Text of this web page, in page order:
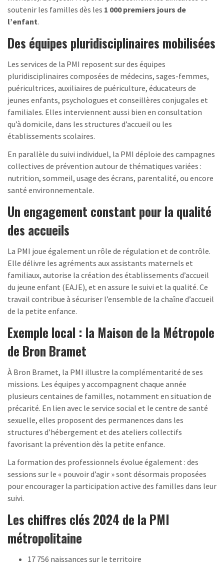
soutenir les familles dès les 1 000 premiers jours de
l’enfant.
Des équipes pluridisciplinaires mobilisées
Les services de la PMI reposent sur des équipes
pluridisciplinaires composées de médecins, sages-femmes,
puéricultrices, auxiliaires de puériculture, éducateurs de
jeunes enfants, psychologues et conseillères conjugales et
familiales. Elles interviennent aussi bien en consultation
qu’à domicile, dans les structures d’accueil ou les
établissements scolaires.
En parallèle du suivi individuel, la PMI déploie des campagnes
collectives de prévention autour de thématiques variées :
nutrition, sommeil, usage des écrans, parentalité, ou encore
santé environnementale.
Un engagement constant pour la qualité
des accueils
La PMI joue également un rôle de régulation et de contrôle.
Elle délivre les agréments aux assistants maternels et
familiaux, autorise la création des établissements d’accueil
du jeune enfant (EAJE), et en assure le suivi et la qualité. Ce
travail contribue à sécuriser l’ensemble de la chaîne d’accueil
de la petite enfance.
Exemple local : la Maison de la Métropole
de Bron Bramet
À Bron Bramet, la PMI illustre la complémentarité de ses
missions. Les équipes y accompagnent chaque année
plusieurs centaines de familles, notamment en situation de
précarité. En lien avec le service social et le centre de santé
sexuelle, elles proposent des permanences dans les
structures d’hébergement et des ateliers collectifs
favorisant la prévention dès la petite enfance.
La formation des professionnels évolue également : des
sessions sur le « pouvoir d’agir » sont désormais proposées
pour encourager la participation active des familles dans leur
suivi.
Les chiffres clés 2024 de la PMI
métropolitaine
17 756 naissances sur le territoire